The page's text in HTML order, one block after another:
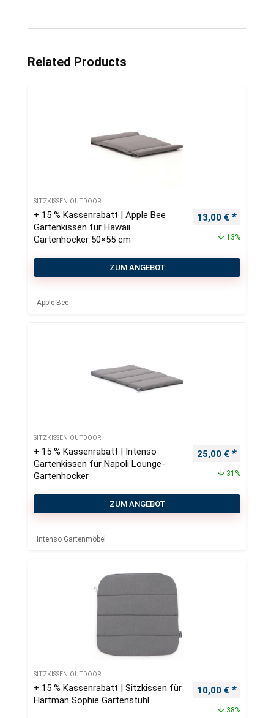
Related Products
SITZKISSEN OUTDOOR
+ 15 % Kassenrabatt | Apple Bee
Gartenkissen für Hawaii
Gartenhocker 50×55 cm
Ursprünglicher
13,00 €
13%
ZUM ANGEBOT
Apple Bee
SITZKISSEN OUTDOOR
+ 15 % Kassenrabatt | Intenso
Gartenkissen für Napoli Lounge-
Gartenhocker
Ursprünglicher
25,00 €
31%
ZUM ANGEBOT
Intenso Gartenmöbel
SITZKISSEN OUTDOOR
+ 15 % Kassenrabatt | Sitzkissen für
Hartman Sophie Gartenstuhl
Ursprünglicher
10,00 €
38%